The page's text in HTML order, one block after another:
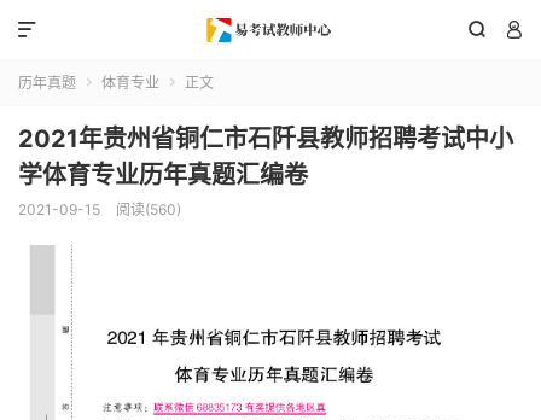
 

历年真题  体育专业  正文
2021年贵州省铜仁市石阡县教师招聘考试中小
学体育专业历年真题汇编卷
2021-09-15 阅读(560)